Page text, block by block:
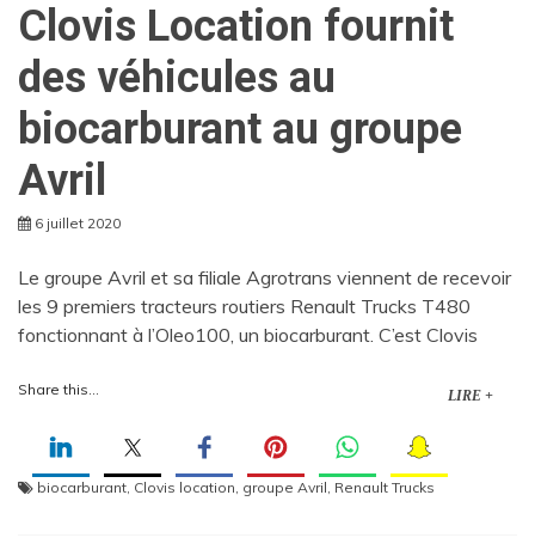
Clovis Location fournit
des véhicules au
biocarburant au groupe
Avril
6 juillet 2020
Le groupe Avril et sa filiale Agrotrans viennent de recevoir
les 9 premiers tracteurs routiers Renault Trucks T480
fonctionnant à l’Oleo100, un biocarburant. C’est Clovis
Share this... LIRE +
biocarburant, Clovis location, groupe Avril, Renault Trucks